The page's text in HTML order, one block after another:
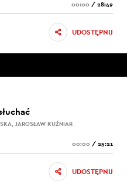
00:00 / 28:49
UDOSTĘPNIJ
JAROSŁAW KUŹNIAR
00:00 / 25:21
UDOSTĘPNIJ